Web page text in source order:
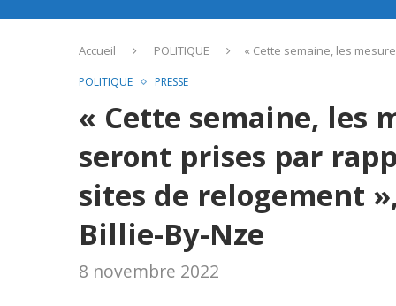
Accueil POLITIQUE « Cette semaine, les
POLITIQUE PRESSE
« Cette semaine, les
seront prises par
sites de relogement
Billie-By-Nze
8 novembre 2022